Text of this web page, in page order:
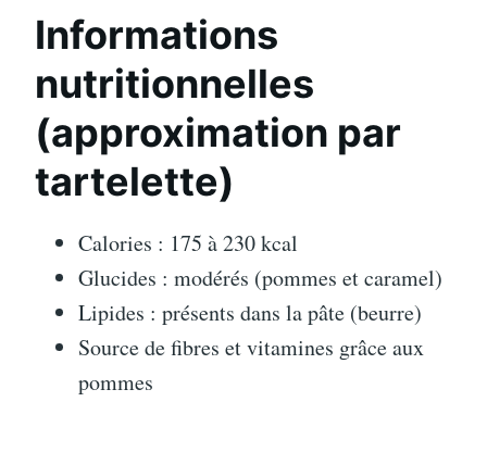
Informations
nutritionnelles
(approximation par
tartelette)
Calories : 175 à 230 kcal
Glucides : modérés (pommes et caramel)
Lipides : présents dans la pâte (beurre)
Source de fibres et vitamines grâce aux
pommes